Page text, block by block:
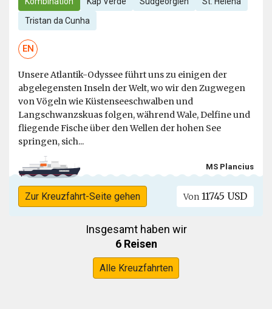
Tristan da Cunha
EN
Unsere Atlantik-Odyssee führt uns zu einigen der
abgelegensten Inseln der Welt, wo wir den Zugwegen
von Vögeln wie Küstenseeschwalben und
Langschwanzskuas folgen, während Wale, Delfine und
fliegende Fische über den Wellen der hohen See
springen, sich...
MS Plancius
Zur Kreuzfahrt-Seite gehen Von 11745 USD
Insgesamt haben wir
6 Reisen
Alle Kreuzfahrten